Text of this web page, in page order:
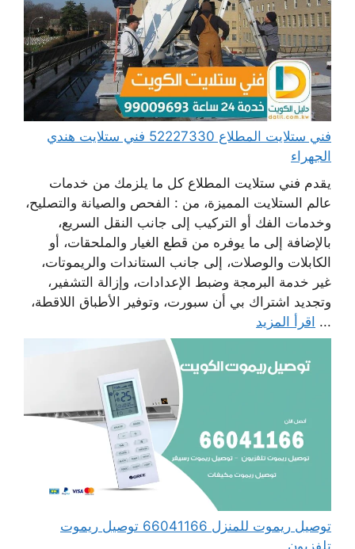
فني ستلايت المطلاع 52227330 فني ستلايت هندي
الجهراء
يقدم فني ستلايت المطلاع كل ما يلزمك من خدمات
عالم الستلايت المميزة، من : الفحص والصيانة والتصليح،
وخدمات الفك أو التركيب إلى جانب النقل السريع،
بالإضافة إلى ما يوفره من قطع الغيار والملحقات، أو
الكابلات والوصلات، إلى جانب الستاندات والريموتات،
غير خدمة البرمجة وضبط الإعدادات، وإزالة التشفير،
وتجديد اشتراك بي أن سبورت، وتوفير الأطباق اللاقطة،
... اقرأ المزيد
توصيل ريموت للمنزل 66041166 توصيل ريموت